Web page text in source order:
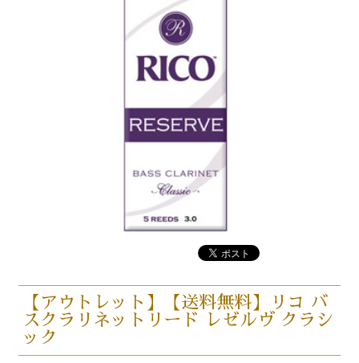
【アウトレット】【送料無料】リコ バ
スクラリネットリード レゼルヴ クラシ
ック